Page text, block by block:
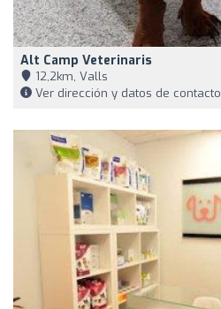
Alt Camp Veterinaris
12,2km, Valls
Ver dirección y datos de contacto